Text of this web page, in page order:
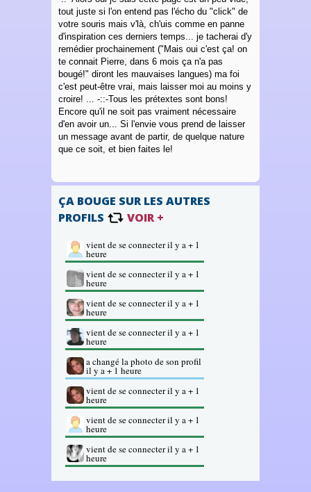
tout juste si l'on entend pas l'écho du "click" de
votre souris mais v'là, ch'uis comme en panne
d'inspiration ces derniers temps... je tacherai d'y
remédier prochainement ("Mais oui c'est ça! on
te connait Pierre, dans 6 mois ça n'a pas
bougé!" diront les mauvaises langues) ma foi
c'est peut-être vrai, mais laisser moi au moins y
croire! ... -::-Tous les prétextes sont bons!
Encore qu'il ne soit pas vraiment nécessaire
d'en avoir un... Si l'envie vous prend de laisser
un message avant de partir, de quelque nature
que ce soit, et bien faites le!
ÇA BOUGE SUR LES AUTRES
PROFILS
VOIR +
vient de se connecter il y a + 1
heure
vient de se connecter il y a + 1
heure
vient de se connecter il y a + 1
heure
vient de se connecter il y a + 1
heure
a changé la photo de son profil
il y a + 1 heure
vient de se connecter il y a + 1
heure
vient de se connecter il y a + 1
heure
vient de se connecter il y a + 1
heure